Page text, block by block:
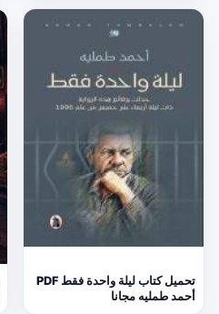
تحميل كتاب ليلة واحدة فقط PDF
أحمد طمليه مجانا